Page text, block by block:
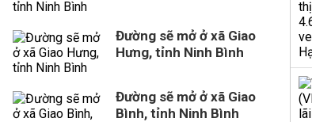
Đường sẽ mở ở xã Giao
Hưng, tỉnh Ninh Bình
Đường sẽ mở ở xã Giao
Bình, tỉnh Ninh Bình